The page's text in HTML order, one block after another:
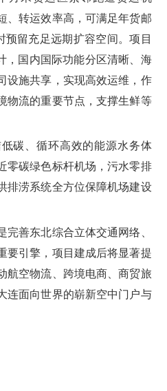
、转运效率高，可满足年货邮
预留充足远期扩容空间。项目
，国内国际功能分区清晰、海
设施共享，实现高效运维，作
物流的重要节点，支撑生鲜等
、循环高效的能源水务体
零碳绿色标杆机场，污水零排
排涝系统全方位保障机场建设
善东北综合立体交通网络、
要引擎，项目建成后将显著提
航空物流、跨境电商、商贸旅
连面向世界的崭新空中门户与